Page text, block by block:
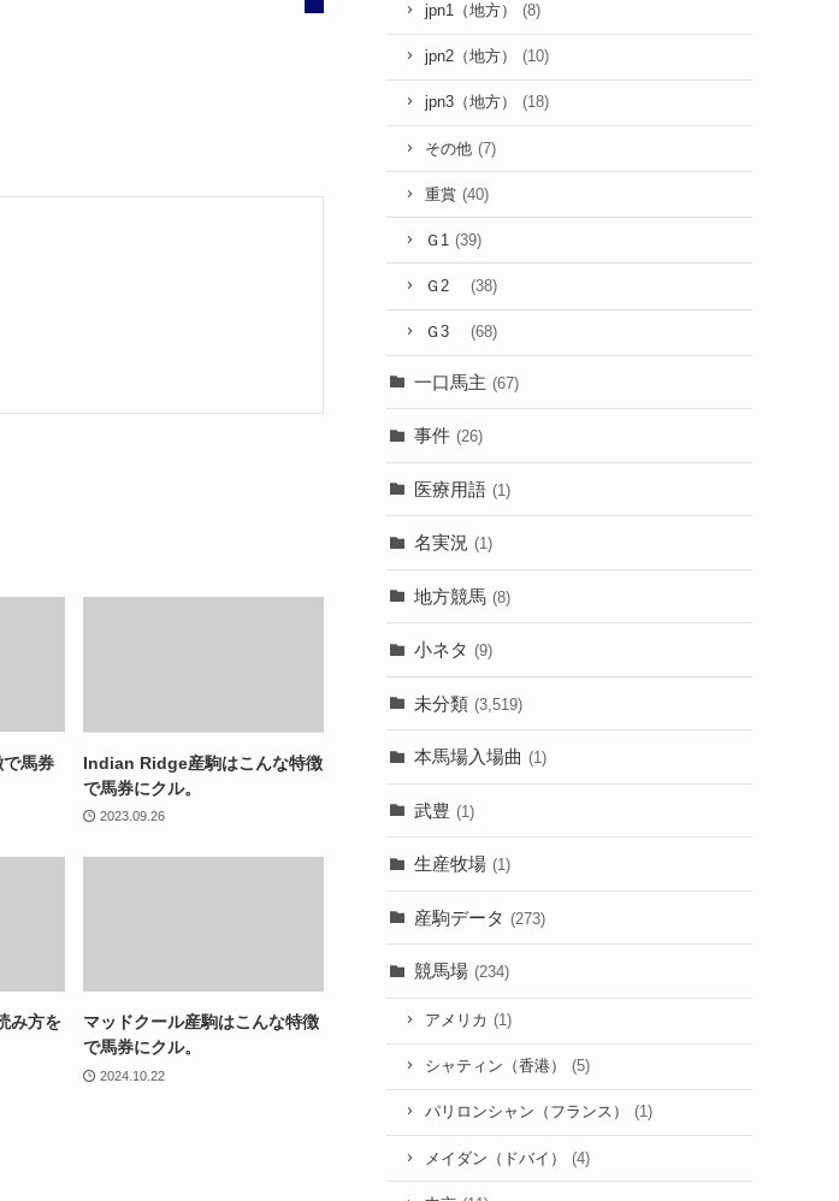
馬券
Indian Ridge産駒はこんな特徴
で馬券にクル。
2023.09.26
み方を
マッドクール産駒はこんな特徴
で馬券にクル。
2024.10.22
jpn1（地方） (8)
jpn2（地方） (10)
jpn3（地方） (18)
その他 (7)
重賞 (40)
Ｇ1 (39)
Ｇ2 (38)
Ｇ3 (68)
一口馬主 (67)
事件 (26)
医療用語 (1)
名実況 (1)
地方競馬 (8)
小ネタ (9)
未分類 (3,519)
本馬場入場曲 (1)
武豊 (1)
生産牧場 (1)
産駒データ (273)
競馬場 (234)
アメリカ (1)
シャティン（香港） (5)
パリロンシャン（フランス） (1)
メイダン（ドバイ） (4)